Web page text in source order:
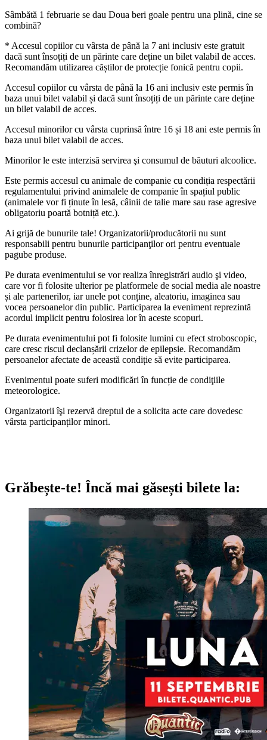
Sâmbătă 1 februarie se dau Doua beri goale pentru una plină, cine se
combină?
* Accesul copiilor cu vârsta de până la 7 ani inclusiv este gratuit
dacă sunt însoțiți de un părinte care deține un bilet valabil de acces.
Recomandăm utilizarea căștilor de protecție fonică pentru copii.
Accesul copiilor cu vârsta de până la 16 ani inclusiv este permis în
baza unui bilet valabil și dacă sunt însoțiți de un părinte care deține
un bilet valabil de acces.
Accesul minorilor cu vârsta cuprinsă între 16 și 18 ani este permis în
baza unui bilet valabil de acces.
Minorilor le este interzisă servirea şi consumul de băuturi alcoolice.
Este permis accesul cu animale de companie cu condiția respectării
regulamentului privind animalele de companie în spațiul public
(animalele vor fi ținute în lesă, câinii de talie mare sau rase agresive
obligatoriu poartă botniță etc.).
Ai grijă de bunurile tale! Organizatorii/producătorii nu sunt
responsabili pentru bunurile participanţilor ori pentru eventuale
pagube produse.
Pe durata evenimentului se vor realiza înregistrări audio şi video,
care vor fi folosite ulterior pe platformele de social media ale noastre
și ale partenerilor, iar unele pot conține, aleatoriu, imaginea sau
vocea persoanelor din public. Participarea la eveniment reprezintă
acordul implicit pentru folosirea lor în aceste scopuri.
Pe durata evenimentului pot fi folosite lumini cu efect stroboscopic,
care cresc riscul declanșării crizelor de epilepsie. Recomandăm
persoanelor afectate de această condiție să evite participarea.
Evenimentul poate suferi modificări în funcție de condiţiile
meteorologice.
Organizatorii îşi rezervă dreptul de a solicita acte care dovedesc
vârsta participanților minori.
Grăbește-te! Încă mai găsești bilete la: